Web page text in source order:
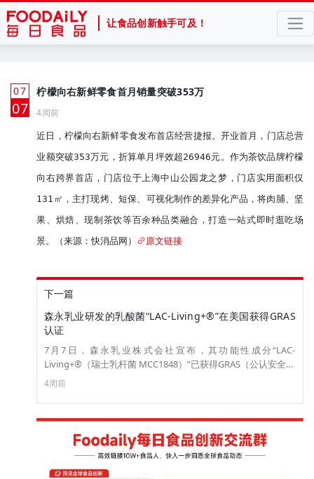
让食品创新触手可及！
07
月
07
柠檬向右新鲜零食首月销量突破353万
4周前
近日，柠檬向右新鲜零食发布首店经营捷报。开业首月，门店总营
业额突破353万元，折算单月坪效超26946元。作为茶饮品牌柠檬
向右跨界首店，门店位于上海中山公园龙之梦，门店实用面积仅
131㎡，主打现烤、短保、可视化制作的差异化产品，将肉脯、坚
果、烘焙、现制茶饮等百余种品类融合，打造一站式即时逛吃场
景。（来源：快消品网）
原文链接
下一篇
森永乳业研发的乳酸菌“LAC-Living+®”在美国获得GRAS
认证
7月7日，森永乳业株式会社宣布，其功能性成分“LAC-
Living+®（瑞士乳杆菌 MCC1848）”已获得GRAS（公认安全）
自我认证。GRAS（公认安全）是美国食品配料销售的必要认证
体系。获得此认证将使 LAC-Living+® 能够广泛应用于美国市
场，包括膳食补充剂、功能性食品和饮料等领域。自 2013 年以
来，森永乳业已获得多种细菌和功能性成分的 GRAS认证，其
中包括双歧杆菌。（来源：Pr times）
4周前